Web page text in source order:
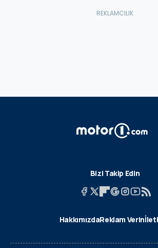
Bizi Takip Edin
HakkımızdaReklam Verin